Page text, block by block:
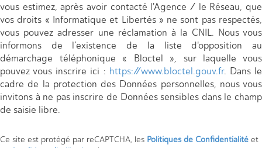
vous estimez, après avoir contacté l'Agence / le Réseau, que
vos droits « Informatique et Libertés » ne sont pas respectés,
vous pouvez adresser une réclamation à la CNIL. Nous vous
informons de l’existence de la liste d'opposition au
démarchage téléphonique « Bloctel », sur laquelle vous
pouvez vous inscrire ici : https://www.bloctel.gouv.fr. Dans le
cadre de la protection des Données personnelles, nous vous
invitons à ne pas inscrire de Données sensibles dans le champ
de saisie libre.
Ce site est protégé par reCAPTCHA, les Politiques de Confidentialité et